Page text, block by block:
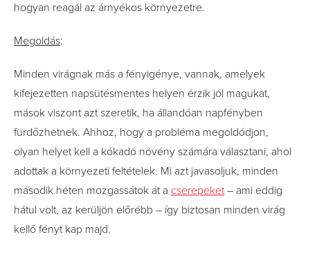
hogyan reagál az árnyékos környezetre.
Megoldás:
Minden virágnak más a fényigénye, vannak, amelyek
kifejezetten napsütésmentes helyen érzik jól magukat,
mások viszont azt szeretik, ha állandóan napfényben
fürdőzhetnek. Ahhoz, hogy a probléma megoldódjon,
olyan helyet kell a kókadó növény számára választani, ahol
adottak a környezeti feltételek. Mi azt javasoljuk, minden
második héten mozgassátok át a cserepeket– ami eddig
hátul volt, az kerüljön előrébb – így biztosan minden virág
kellő fényt kap majd.